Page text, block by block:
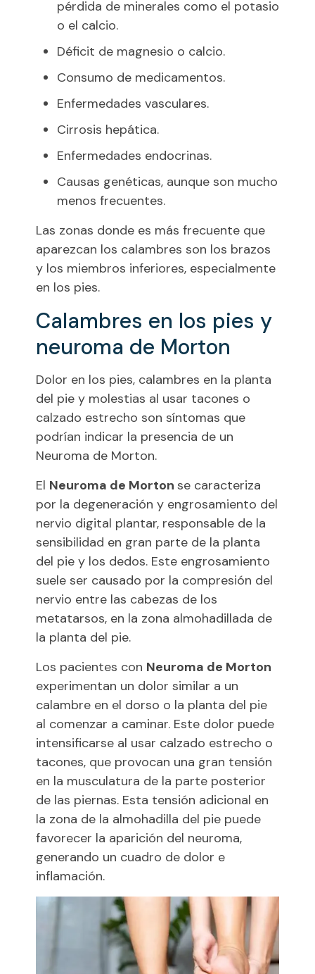
pérdida de minerales como el potasio
o el calcio.
Déficit de magnesio o calcio.
Consumo de medicamentos.
Enfermedades vasculares.
Cirrosis hepática.
Enfermedades endocrinas.
Causas genéticas, aunque son mucho
menos frecuentes.
Las zonas donde es más frecuente que
aparezcan los calambres son los brazos
y los miembros inferiores, especialmente
en los pies.
Calambres en los pies y
neuroma de Morton
Dolor en los pies, calambres en la planta
del pie y molestias al usar tacones o
calzado estrecho son síntomas que
podrían indicar la presencia de un
Neuroma de Morton.
El Neuroma de Morton se caracteriza
por la degeneración y engrosamiento del
nervio digital plantar, responsable de la
sensibilidad en gran parte de la planta
del pie y los dedos. Este engrosamiento
suele ser causado por la compresión del
nervio entre las cabezas de los
metatarsos, en la zona almohadillada de
la planta del pie.
Los pacientes con Neuroma de Morton
experimentan un dolor similar a un
calambre en el dorso o la planta del pie
al comenzar a caminar. Este dolor puede
intensificarse al usar calzado estrecho o
tacones, que provocan una gran tensión
en la musculatura de la parte posterior
de las piernas. Esta tensión adicional en
la zona de la almohadilla del pie puede
favorecer la aparición del neuroma,
generando un cuadro de dolor e
inflamación.